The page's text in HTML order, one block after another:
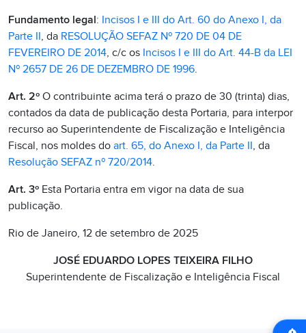
Fundamento legal: Incisos I e III do Art. 60 do Anexo I, da
Parte II, da RESOLUÇÃO SEFAZ Nº 720 DE 04 DE
FEVEREIRO DE 2014, c/c os Incisos I e III do Art. 44-B da LEI
Nº 2657 DE 26 DE DEZEMBRO DE 1996.
Art. 2º O contribuinte acima terá o prazo de 30 (trinta) dias,
contados da data de publicação desta Portaria, para interpor
recurso ao Superintendente de Fiscalização e Inteligência
Fiscal, nos moldes do art. 65, do Anexo I, da Parte II, da
Resolução SEFAZ nº 720/2014.
Art. 3º Esta Portaria entra em vigor na data de sua
publicação.
Rio de Janeiro, 12 de setembro de 2025
JOSÉ EDUARDO LOPES TEIXEIRA FILHO
Superintendente de Fiscalização e Inteligência Fiscal